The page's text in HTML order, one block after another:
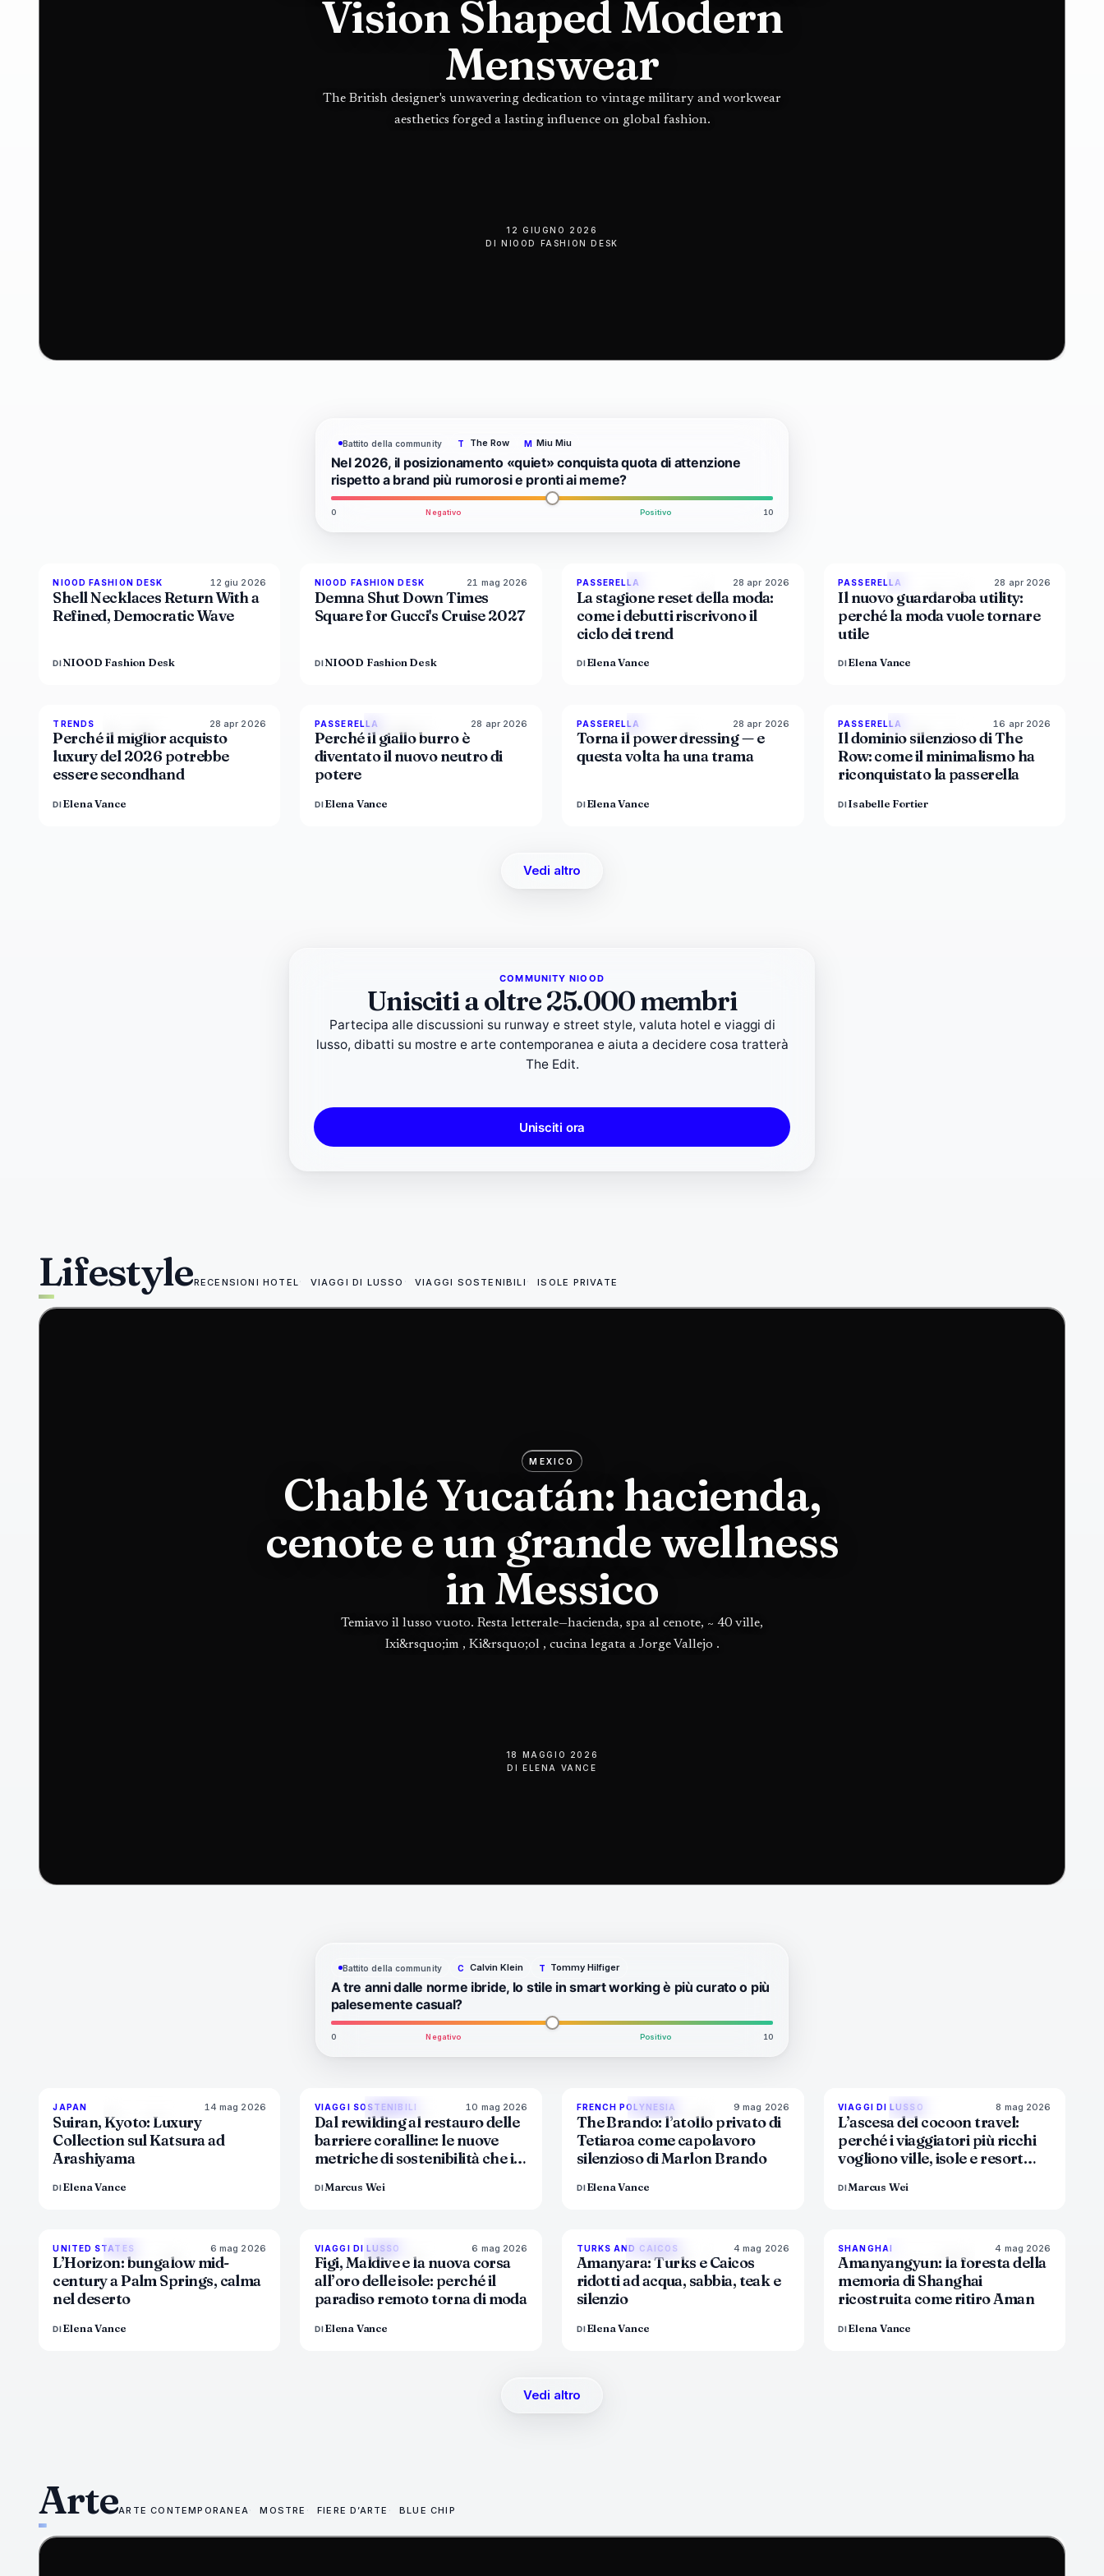
Vision Shaped Modern
Menswear
The British designer's unwavering dedication to vintage military and workwear
aesthetics forged a lasting influence on global fashion.
12 GIUGNO 2026
DI
NIOOD FASHION DESK
Battito della community T The Row M Miu Miu
Nel 2026, il posizionamento «quiet» conquista quota di attenzione
rispetto a brand più rumorosi e pronti ai meme?
0 Negativo Positivo 10
LIVE BRIEF
NIOOD FASHION DESK 12 giu 2026
Shell Necklaces Return With a
Refined, Democratic Wave
DI NIOOD Fashion Desk
LIVE BRIEF
NIOOD FASHION DESK 21 mag 2026
Demna Shut Down Times
Square for Gucci's Cruise 2027
DI NIOOD Fashion Desk
88% 72
PASSERELLA 28 apr 2026
La stagione reset della moda:
come i debutti riscrivono il
ciclo dei trend
DI Elena Vance
87% 47
PASSERELLA 28 apr 2026
Il nuovo guardaroba utility:
perché la moda vuole tornare
utile
DI Elena Vance
89% 49
TRENDS 28 apr 2026
Perché il miglior acquisto
luxury del 2026 potrebbe
essere secondhand
DIElena Vance
MAGAZINE 86% 86
PASSERELLA 28 apr 2026
Perché il giallo burro è
diventato il nuovo neutro di
potere
DIElena Vance
86% 61
PASSERELLA 28 apr 2026
Torna il power dressing — e
questa volta ha una trama
DIElena Vance
93% 67
PASSERELLA 16 apr 2026
Il dominio silenzioso di The
Row: come il minimalismo ha
riconquistato la passerella
DIIsabelle Fortier
Vedi altro
COMMUNITY NIOOD
Unisciti a oltre 25.000 membri
Partecipa alle discussioni su runway e street style, valuta hotel e viaggi di
lusso, dibatti su mostre e arte contemporanea e aiuta a decidere cosa tratterà
The Edit.
Unisciti ora
LifestyleRECENSIONI HOTEL VIAGGI DI LUSSO VIAGGI SOSTENIBILI ISOLE PRIVATE
MEXICO
Chablé Yucatán: hacienda,
cenote e un grande wellness
in Messico
Temiavo il lusso vuoto. Resta letterale—hacienda, spa al cenote, ~ 40 ville,
Ixi&rsquo;im , Ki&rsquo;ol , cucina legata a Jorge Vallejo .
18 MAGGIO 2026
DI
ELENA VANCE
Battito della community C Calvin Klein T Tommy Hilfiger
A tre anni dalle norme ibride, lo stile in smart working è più curato o più
palesemente casual?
0 Negativo Positivo 10
93% 44
JAPAN 14 mag 2026
Suiran, Kyoto: Luxury
Collection sul Katsura ad
Arashiyama
DI Elena Vance
MAGAZINE 86% 81
VIAGGI SOSTENIBILI 10 mag 2026
Dal rewilding al restauro delle
barriere coralline: le nuove
metriche di sostenibilità che i
fingere
DIMarcus Wei
MAGAZINE 96% 51
FRENCH POLYNESIA 9 mag 2026
The Brando: l’atollo privato di
Tetiaroa come capolavoro
silenzioso di Marlon Brando
DI Elena Vance
MAGAZINE 82% 81
VIAGGI DI LUSSO 8 mag 2026
L’ascesa del cocoon travel:
perché i viaggiatori più ricchi
vogliono ville, isole e resort
DIMarcus Wei
MAGAZINE 92% 68
UNITED STATES 6 mag 2026
L’Horizon: bungalow mid-
century a Palm Springs, calma
nel deserto
DIElena Vance
MAGAZINE 84% 76
VIAGGI DI LUSSO 6 mag 2026
Figi, Maldive e la nuova corsa
all’oro delle isole: perché il
paradiso remoto torna di moda
DIElena Vance
MAGAZINE 96% 60
TURKS AND CAICOS 4 mag 2026
Amanyara: Turks e Caicos
ridotti ad acqua, sabbia, teak e
silenzio
DIElena Vance
96% 78
SHANGHAI 4 mag 2026
Amanyangyun: la foresta della
memoria di Shanghai
ricostruita come ritiro Aman
DIElena Vance
Vedi altro
ArteARTE CONTEMPORANEA MOSTRE FIERE D’ARTE BLUE CHIP